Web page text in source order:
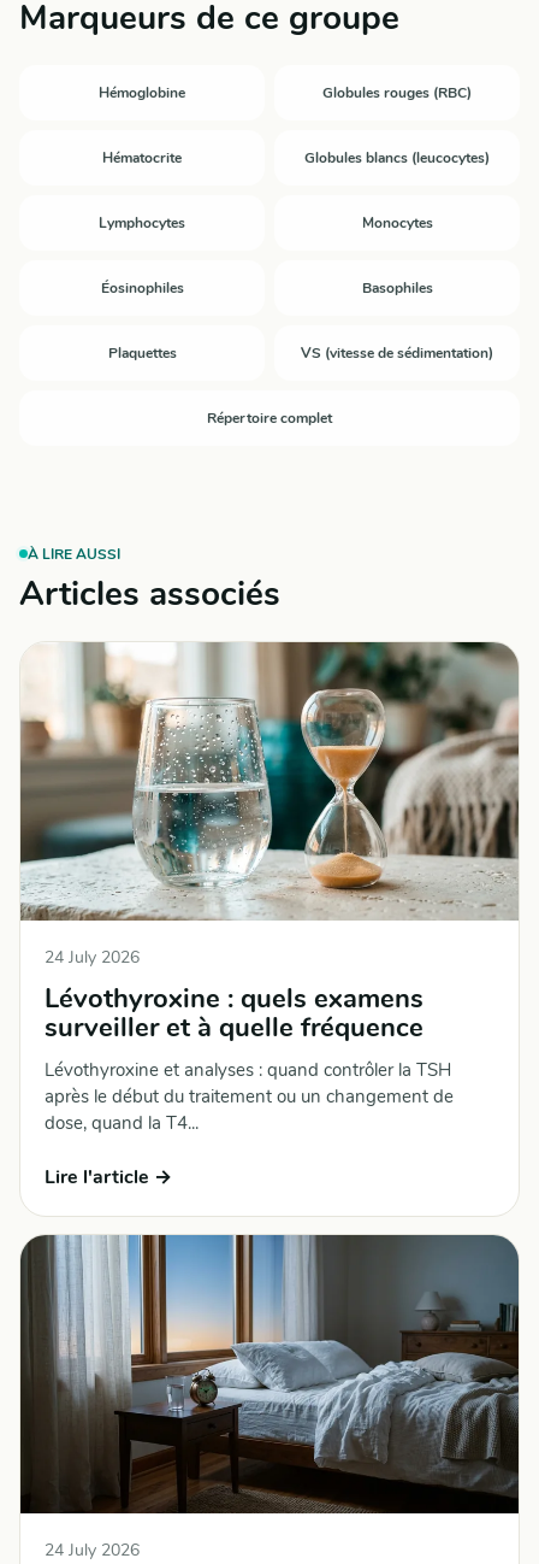
Marqueurs de ce groupe
Hémoglobine Globules rouges (RBC)
Hématocrite Globules blancs (leucocytes)
Lymphocytes Monocytes
Éosinophiles Basophiles
Plaquettes VS (vitesse de sédimentation)
Répertoire complet
À LIRE AUSSI
Articles associés
24 July 2026
Lévothyroxine : quels examens
surveiller et à quelle fréquence
Lévothyroxine et analyses : quand contrôler la TSH
après le début du traitement ou un changement de
dose, quand la T4...
Lire l'article →
24 July 2026